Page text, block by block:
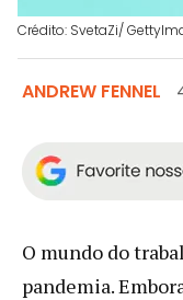
Crédito: SvetaZi/
ANDREW FENNEL
O mundo do
pandemia.